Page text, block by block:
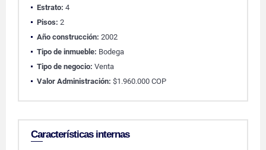
Estrato: 4
Pisos: 2
Año construcción: 2002
Tipo de inmueble: Bodega
Tipo de negocio: Venta
Valor Administración: $1.960.000 COP
Características internas